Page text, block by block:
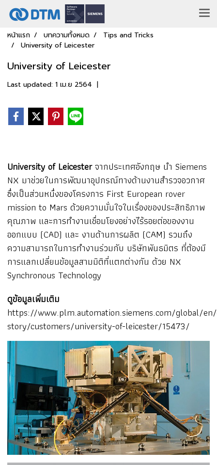
หน้าแรก บทความทั้งหมด
Tips and Tricks
University of Leicester
University of Leicester
Last updated: 1 เม.ย 2564 |
University of Leicesterจากประเทศอังกฤษ นำ Siemens
NX มาช่วยในการพัฒนาอุปกรณ์ทางด้านงานสำรวจอวกาศ
ซึ่งเป็นส่วนหนึ่งของโครงการ First European rover
mission to Mars ด้วยความมั่นใจในเรื่องของประสิทธิภาพ
คุณภาพ และการทำงานเชื่อมโยงอย่างไร้รอยต่อของงาน
ออกแบบ (CAD) และ งานด้านการผลิต (CAM) รวมถึง
ความสามารถในการทำงานร่วมกับ บริษัทพันธมิตร ที่ต้องมี
การแลกเปลี่ยนข้อมูลสามมิติที่แตกต่างกัน ด้วย NX
Synchronous Technology
ดูข้อมูลเพิ่มเติม
https://www.plm.automation.siemens.com/global/
story/customers/university-of-leicester/15473/